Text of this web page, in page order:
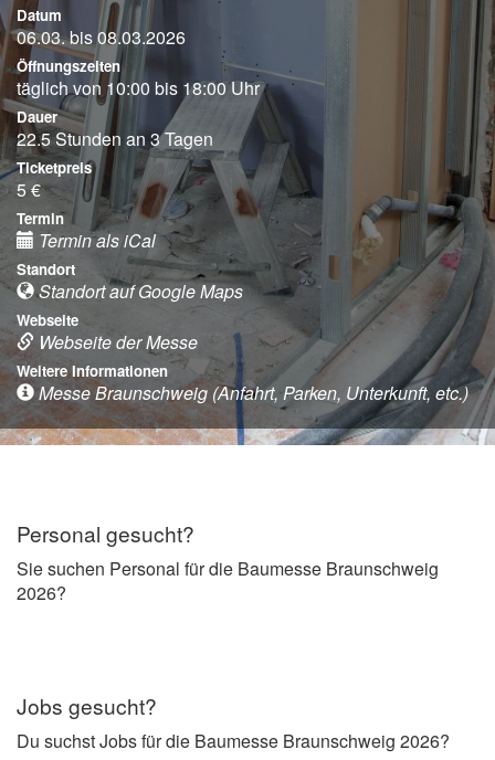
Datum
06.03. bis 08.03.2026
Öffnungszeiten
täglich von 10:00 bis 18:00 Uhr
Dauer
22.5 Stunden an 3 Tagen
Ticketpreis
5 €
Termin
Termin als iCal
Standort
Standort auf Google Maps
Webseite
Webseite der Messe
Weitere Informationen
Messe Braunschweig (Anfahrt, Parken, Unterkunft, etc.)
Personal gesucht?
Sie suchen Personal für die Baumesse Braunschweig
2026?
Jobs gesucht?
Du suchst Jobs für die Baumesse Braunschweig 2026?